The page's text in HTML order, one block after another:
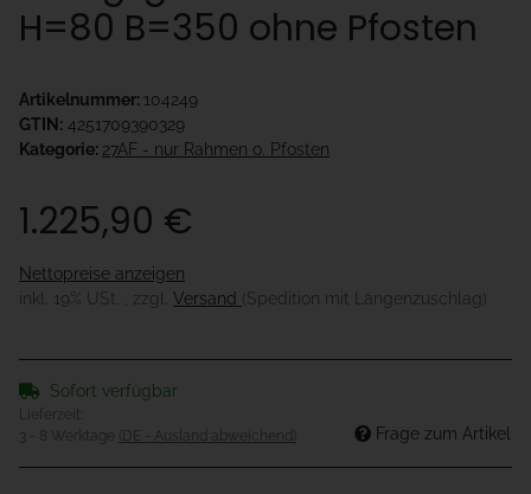
H=80 B=350 ohne Pfosten
Artikelnummer: 104249
GTIN: 4251709390329
Kategorie: 27AF - nur Rahmen o. Pfosten
1.225,90 €
Nettopreise anzeigen
inkl. 19% USt. , zzgl. Versand (Spedition mit Längenzuschlag)
Sofort verfügbar
Lieferzeit:
3 - 8 Werktage
(DE - Ausland abweichend) Frage zum Artikel